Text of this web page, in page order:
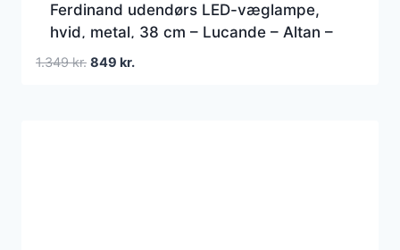
Ferdinand udendørs LED-væglampe,
hvid, metal, 38 cm – Lucande – Altan –
Moderne – Aluminium – Med én lyskilde
1.349kr. Den
849 kr.Den